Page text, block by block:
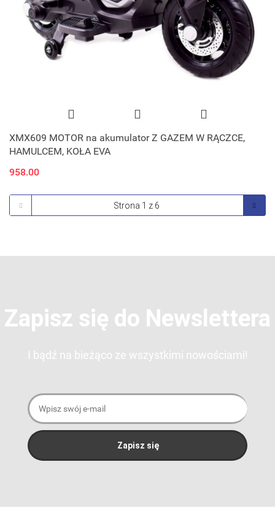
XMX609 MOTOR na akumulator Z GAZEM W RĄCZCE,
HAMULCEM, KOŁA EVA
958.00
Zapisz się do Newslettera
I bądź na bieżąco ze wszystkimi nowościami!